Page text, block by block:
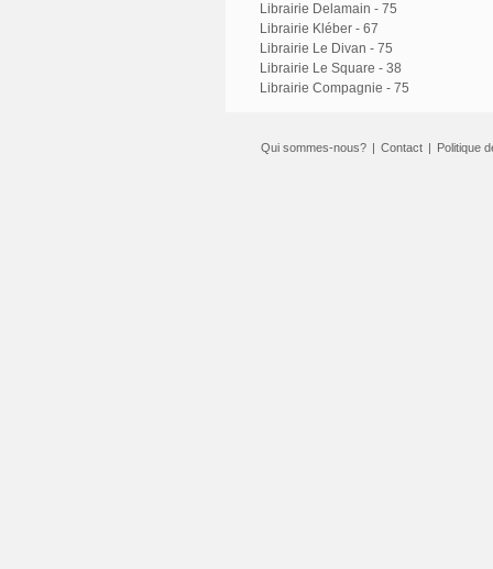
Librairie Delamain - 75
Librairie Kléber - 67
Librairie Le Divan - 75
Librairie Le Square - 38
Librairie Compagnie - 75
Qui sommes-nous? | Contact | Politique